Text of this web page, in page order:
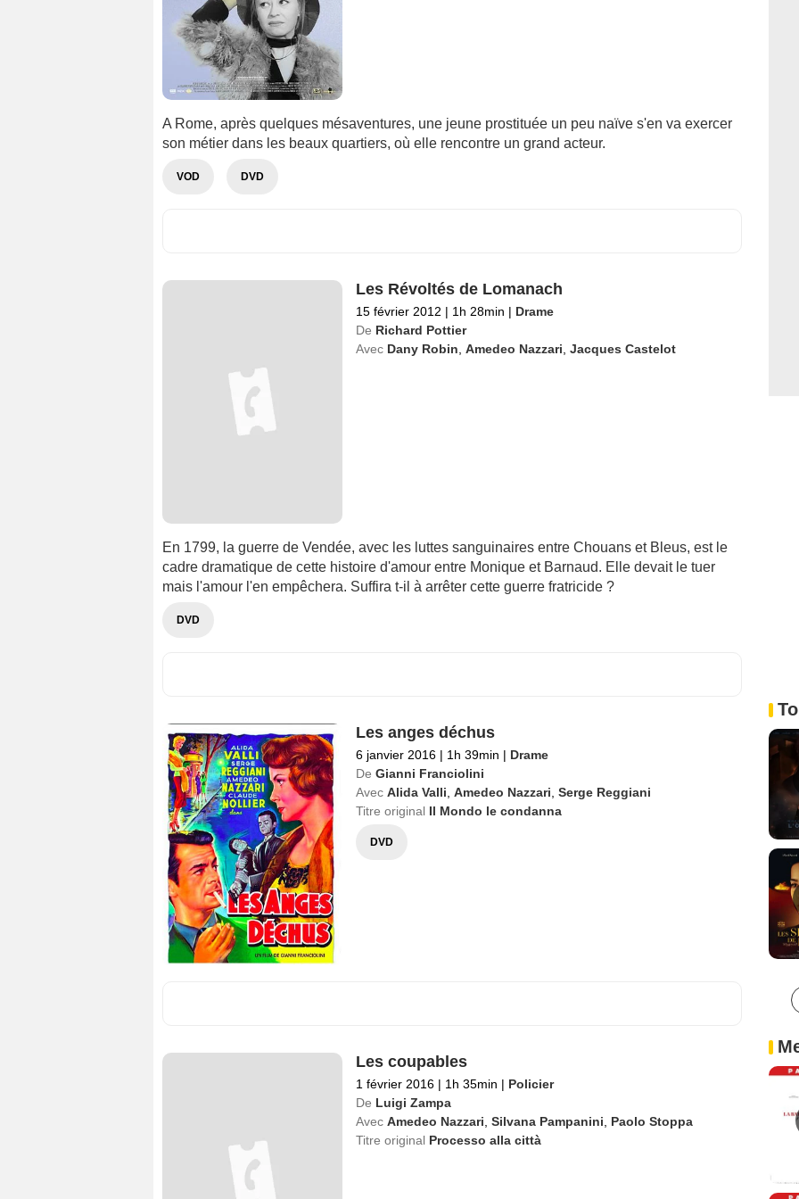
A Rome, après quelques mésaventures, une jeune prostituée un peu naïve s'en va exercer
son métier dans les beaux quartiers, où elle rencontre un grand acteur.
VOD DVD
Les Révoltés de Lomanach
15 février 2012 | 1h 28min | Drame
De Richard Pottier
Avec Dany Robin Amedeo Nazzari Jacques Castelot
En 1799, la guerre de Vendée, avec les luttes sanguinaires entre Chouans et Bleus, est le
cadre dramatique de cette histoire d'amour entre Monique et Barnaud. Elle devait le tuer
mais l'amour l'en empêchera. Suffira t-il à arrêter cette guerre fratricide ?
DVD
Les anges déchus
6 janvier 2016 | 1h 39min | Drame
De Gianni Franciolini
Avec Alida Valli, Amedeo Nazzari, Serge Reggiani
Titre original Il Mondo le condanna
DVD
Les coupables
1 février 2016 | 1h 35min | Policier
De Luigi Zampa
Avec Amedeo Nazzari, Silvana Pampanini, Paolo Stoppa
Titre original Processo alla città